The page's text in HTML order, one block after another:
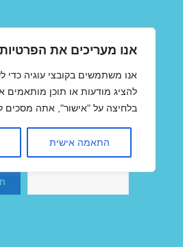
אנו מעריכים את
אנו משתמשים בקובצי עוגיה כדי
להציג מודעות או תוכן מותאמים
בלחיצה על "אישור", אתה מסכים
התאמה אישית
MegaFlights טיסות מוזלות
חיפוש